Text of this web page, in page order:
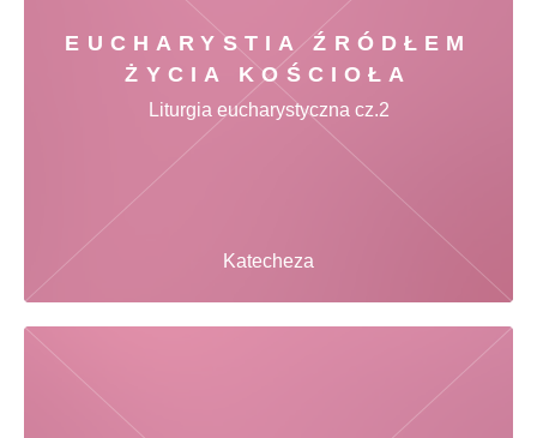
EUCHARYSTIA ŹRÓDŁEM
ŻYCIA KOŚCIOŁA
Katecheza
Liturgia eucharystyczna cz.2